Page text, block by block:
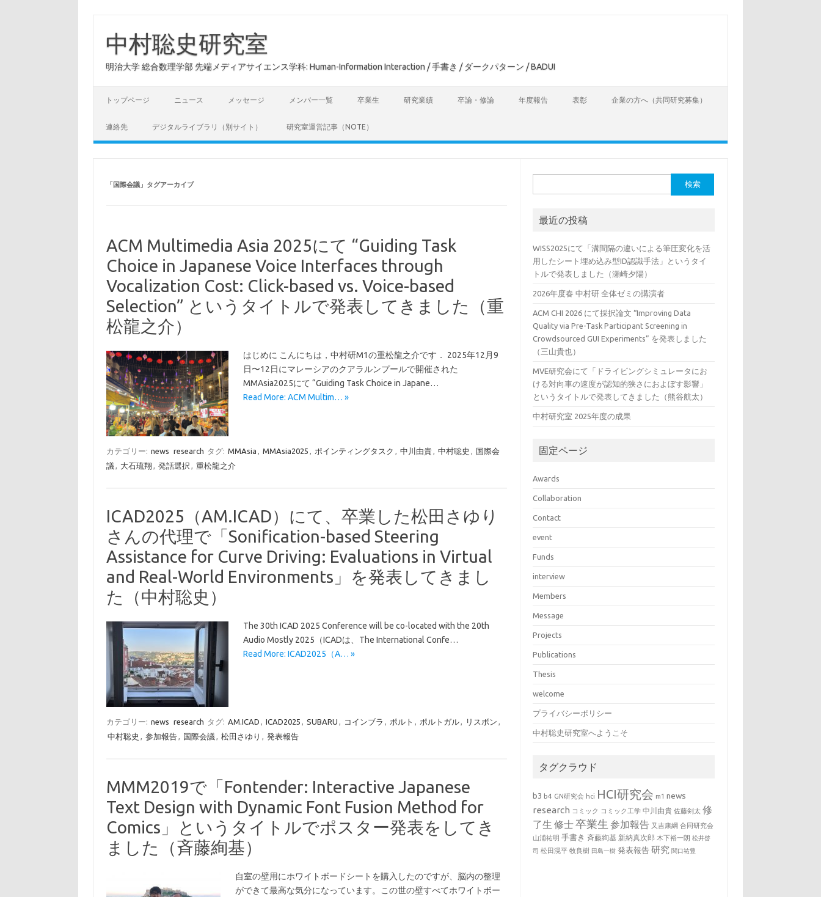
中村聡史研究室
明治大学 総合数理学部 先端メディアサイエンス学科: Human-Information Interaction / 手書き / ダークパターン / BADUI
トップページ ニュース メッセージ メンバー一覧 卒業生 研究業績 卒論・修論 年度報告 表彰 企業の方へ（共同研究募集）
連絡先 デジタルライブラリ（別サイト） 研究室運営記事（NOTE）
「国際会議」タグアーカイブ
ACM Multimedia Asia 2025にて “Guiding Task
Choice in Japanese Voice Interfaces through
Vocalization Cost: Click-based vs. Voice-based
Selection” というタイトルで発表してきました（重
松龍之介）
はじめに こんにちは，中村研M1の重松龍之介です． 2025年12月9
日〜12日にマレーシアのクアラルンプールで開催された
MMAsia2025にて “Guiding Task Choice in Japane…
Read More: ACM Multim… »
カテゴリー: news research タグ: MMAsia , MMAsia2025 , ポインティングタスク , 中川由貴, 中村聡史 , 国際会
議 , 大石琉翔 , 発話選択 , 重松龍之介
ICAD2025（AM.ICAD）にて、卒業した松田さゆり
さんの代理で「Sonification-based Steering
Assistance for Curve Driving: Evaluations in Virtual
and Real-World Environments」を発表してきまし
た（中村聡史）
The 30th ICAD 2025 Conference will be co-located with the 20th
Audio Mostly 2025（ICADは、The International Confe…
Read More: ICAD2025（A… »
カテゴリー: news research タグ: AM.ICAD , ICAD2025 , SUBARU , コインブラ , ポルト , ポルトガル, リスボン ,
中村聡史 , 参加報告, 国際会議 , 松田さゆり , 発表報告
MMM2019で「Fontender: Interactive Japanese
Text Design with Dynamic Font Fusion Method for
Comics」というタイトルでポスター発表をしてき
ました（斉藤絢基）
自室の壁用にホワイトボードシートを購入したのですが、脳内の整理
ができて最高な気分になっています。この世の壁すべてホワイトボー
索:
最近の投稿
WISS2025にて「溝間隔の違いによる筆圧変化を活
用したシート埋め込み型ID認識手法」というタイ
トルで発表しました（瀬崎夕陽）
2026年度春 中村研 全体ゼミの講演者
ACM CHI 2026 にて採択論文 “Improving Data
Quality via Pre-Task Participant Screening in
Crowdsourced GUI Experiments” を発表しました
（三山貴也）
MVE研究会にて「ドライビングシミュレータにお
ける対向車の速度が認知的狭さにおよぼす影響」
というタイトルで発表してきました（熊谷航太）
中村研究室 2025年度の成果
固定ページ
Awards
Collaboration
Contact
event
Funds
interview
Members
Message
Projects
Publications
Thesis
welcome
プライバシーポリシー
中村聡史研究室へようこそ
タグクラウド
b3 b4 GN研究会 hci HCI研究会 m1 news
research コミック コミック工学 中川由貴 佐藤剣太 修
了生 修士卒業生 参加報告 又吉康綱 合同研究会
山浦祐明 手書き 斉藤絢基 新納真次郎 木下裕一朗 松井啓
司 松田滉平 牧良樹 田島一樹 発表報告 研究 関口祐豊